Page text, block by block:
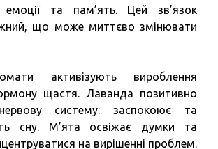
емоції та пам’ять. Цей зв’язок
що може миттєво змінювати
активізують вироблення
щастя. Лаванда позитивно
систему: заспокоює та
сну. М’ята освіжає думки та
на вирішенні проблем.